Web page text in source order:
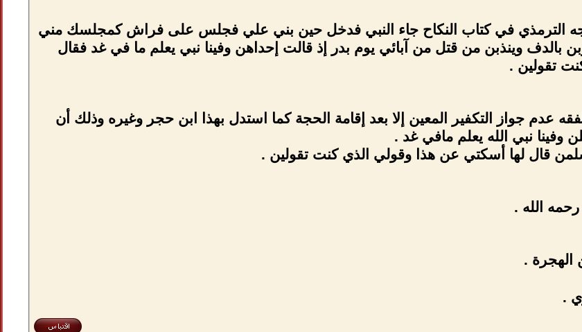
الترمذي في كتاب النكاح جاء النبي فدخل حين بني علي فجلس على فراش كمجلسك مني
بالدف وينذبن من قتل من آبائي يوم بدر إذ قالت إحداهن وفينا نبي يعلم ما في غد فقال
تقولين .
عدم جواز التكفير المعين إلا بعد إقامة الحجة كما استدل بهذا ابن حجر وغيره وذلك أن
وفينا نبي الله يعلم مافي غد .
قال لها أسكتي عن هذا وقولي الذي كنت تقولين .
الله .
.